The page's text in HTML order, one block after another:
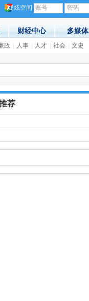
炫空间 账号 密码
财经中心 多媒体
政 人事 人才 社会 文史
荐